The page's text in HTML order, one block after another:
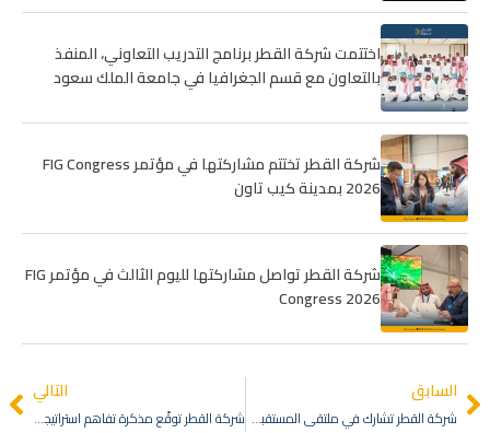
اختتمت شركة القطر برنامج التدريب التعاوني، المنفذ
بالتعاون مع قسم الجغرافيا في جامعة الملك سعود
شركة القطر تختتم مشاركتها في مؤتمر FIG Congress
2026 بمدينة كيب تاون
شركة القطر تواصل مشاركتها لليوم الثالث في مؤتمر FIG
Congress 2026
السابق
شركة القطر تشارك في ملتقى المستقبل الوظيفي بجامعة الملك سعود لدعم الكفاءات الوطنية
التالي
شركة القطر توقّع مذكرة تفاهم استراتيجية مع Komac Middle East لتعزيز التعاون في التطوير العقاري والتصنيع